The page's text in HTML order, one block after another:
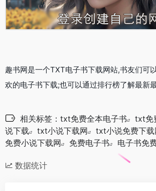
趣书网是一个TXT电子书下载网站,书友们可
欢的电子书下载;也可以通过排行榜了解最新
相关标签： txt免费全本电子书 txt免
说下载
txt小说下载网 txt小说免费下载
免费小说下载网
免费电子书 电子书免
数据统计